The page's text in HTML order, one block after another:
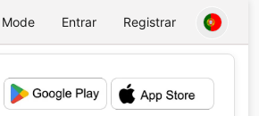
Mode Entrar Registrar